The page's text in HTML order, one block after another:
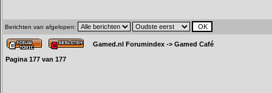
Berichten van afgelopen:
Gamed.nl Forumindex -> Gamed Café
Pagina 177 van 177